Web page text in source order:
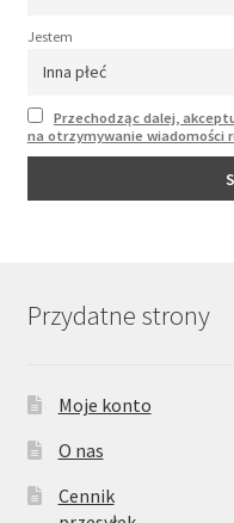
Jestem
Przechodząc dalej,
na otrzymywanie wiadomości
Przydatne strony
Moje konto
O nas
Cennik